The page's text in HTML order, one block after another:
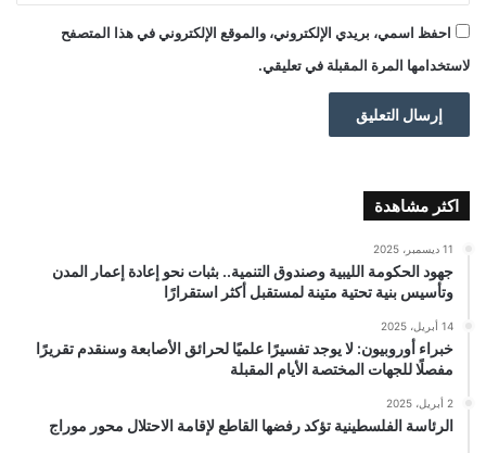
احفظ اسمي، بريدي الإلكتروني، والموقع الإلكتروني في هذا المتصفح
لاستخدامها المرة المقبلة في تعليقي.
اكثر مشاهدة
11 ديسمبر، 2025
جهود الحكومة الليبية وصندوق التنمية.. بثبات نحو إعادة إعمار المدن
وتأسيس بنية تحتية متينة لمستقبل أكثر استقرارًا
14 أبريل، 2025
خبراء أوروبيون: لا يوجد تفسيرًا علميًا لحرائق الأصابعة وسنقدم تقريرًا
مفصلًا للجهات المختصة الأيام المقبلة
2 أبريل، 2025
الرئاسة الفلسطينية تؤكد رفضها القاطع لإقامة الاحتلال محور موراج